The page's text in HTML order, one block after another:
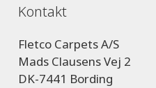
Kontakt
Fletco Carpets A/S
Mads Clausens Vej 2
DK-7441 Bording